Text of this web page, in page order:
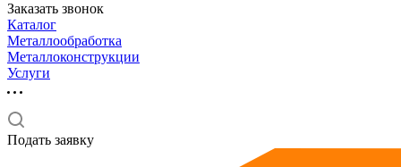
Заказать звонок
Каталог
Металлообработка
Металлоконструкции
Услуги
Подать заявку